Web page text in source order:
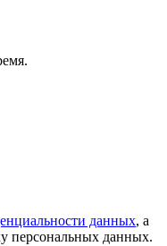
данных, а
персональных данных.